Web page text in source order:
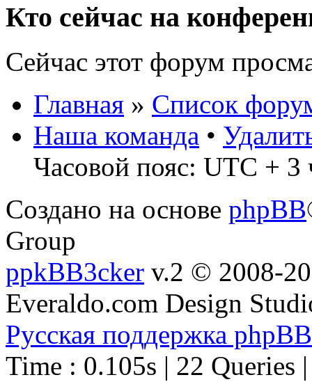
Кто сейчас на
Сейчас этот форум
Главная » Список
Наша команда •
Часовой пояс: UTC + 3
Создано на основе phpBB
Group
ppkBB3cker v.2 © 2008-
Everaldo.com Design
Русская поддержка phpBB
Time : 0.105s | 22 Queries